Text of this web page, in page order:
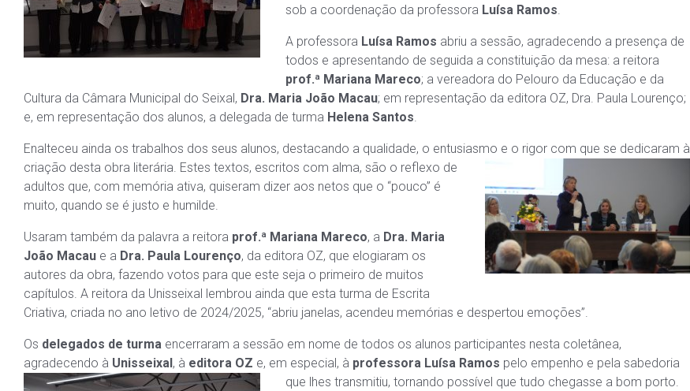
sob a coordenação da professora Luísa Ramos.
A professora Luísa Ramos abriu a sessão, agradecendo a presença de
todos e apresentando de seguida a constituição da mesa: a reitora
prof.ª Mariana Mareco; a vereadora do Pelouro da Educação e da
Cultura da Câmara Municipal do Seixal, Dra. Maria João Macau; em representação da editora OZ, Dra. Paula Lourenço;
e, em representação dos alunos, a delegada de turma Helena Santos.
Enalteceu ainda os trabalhos dos seus alunos, destacando a qualidade, o entusiasmo e o rigor com que se dedicaram à
criação desta obra literária. Estes textos, escritos com alma, são o reflexo de
adultos que, com memória ativa, quiseram dizer aos netos que o “pouco” é
muito, quando se é justo e humilde.
Usaram também da palavra a reitora prof.ª Mariana Mareco, a Dra. Maria
João Macau e a Dra. Paula Lourenço, da editora OZ, que elogiaram os
autores da obra, fazendo votos para que este seja o primeiro de muitos
capítulos. A reitora da Unisseixal lembrou ainda que esta turma de Escrita
Criativa, criada no ano letivo de 2024/2025, “abriu janelas, acendeu memórias e despertou emoções”.
Os delegados de turma encerraram a sessão em nome de todos os alunos participantes nesta coletânea,
agradecendo à Unisseixal, à editora OZ e, em especial, à professora Luísa Ramos pelo empenho e pela sabedoria
que lhes transmitiu, tornando possível que tudo chegasse a bom porto.